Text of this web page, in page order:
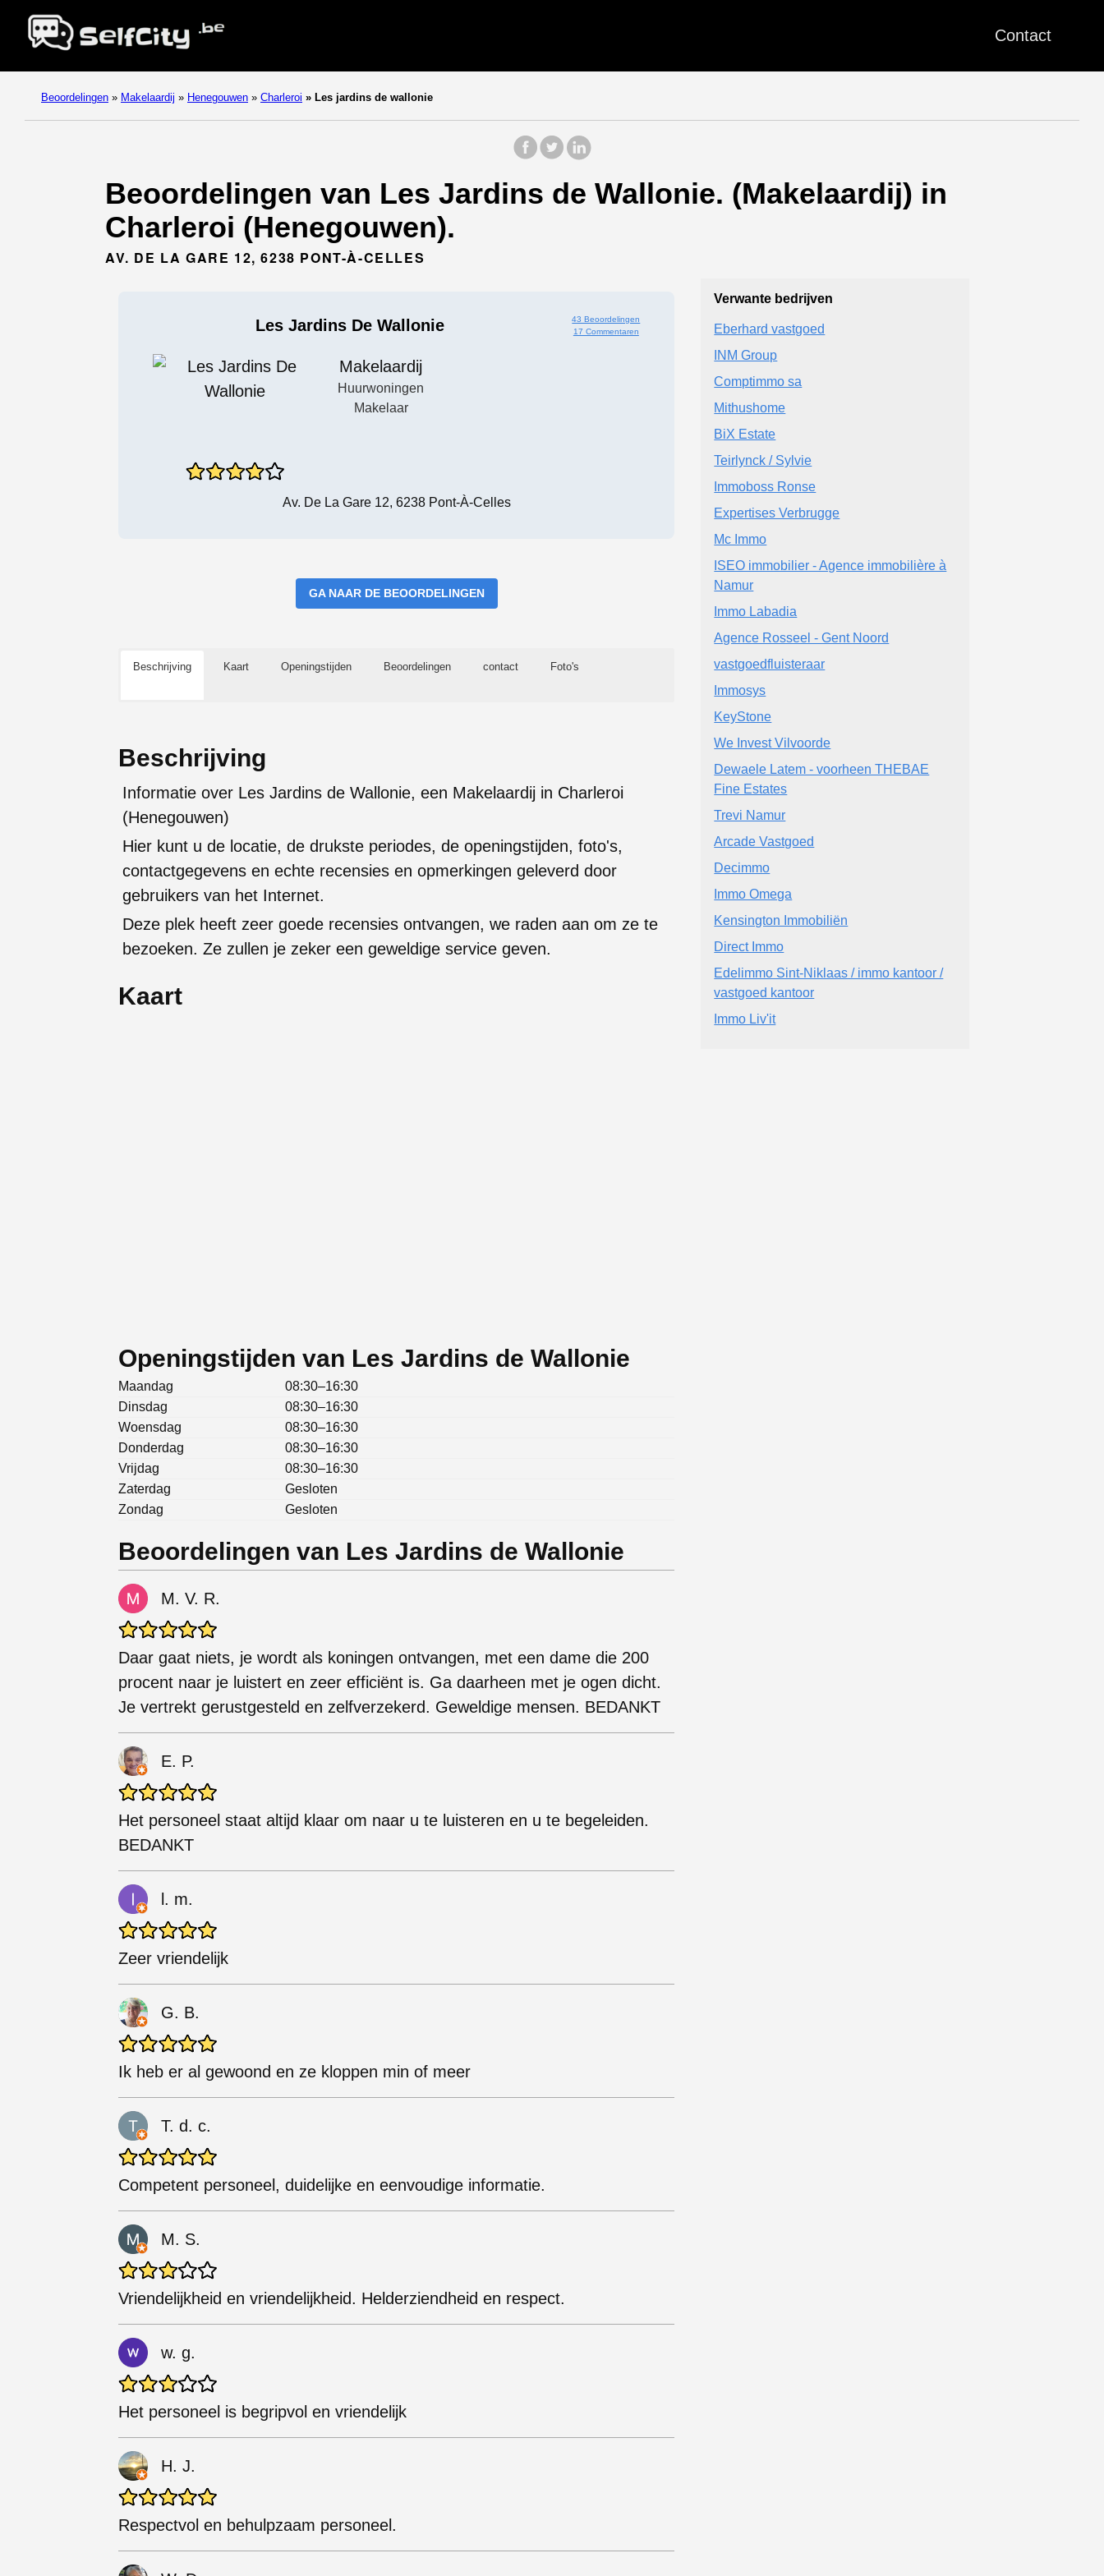
Contact
Beoordelingen » Makelaardij » Henegouwen » Charleroi » Les jardins de wallonie
Beoordelingen van Les Jardins de Wallonie. (Makelaardij) in
Charleroi (Henegouwen).
AV. DE LA GARE 12, 6238 PONT-À-CELLES
Les Jardins De Wallonie
43 Beoordelingen
17 Commentaren
Makelaardij
Huurwoningen
Makelaar
Av. De La Gare 12, 6238 Pont-À-Celles
GA NAAR DE BEOORDELINGEN
Beschrijving Kaart Openingstijden Beoordelingen contact Foto's
Beschrijving
Informatie over Les Jardins de Wallonie, een Makelaardij in Charleroi
(Henegouwen)
Hier kunt u de locatie, de drukste periodes, de openingstijden, foto's,
contactgegevens en echte recensies en opmerkingen geleverd door
gebruikers van het Internet.
Deze plek heeft zeer goede recensies ontvangen, we raden aan om ze te
bezoeken. Ze zullen je zeker een geweldige service geven.
Kaart
Openingstijden van Les Jardins de Wallonie
Maandag
08:30–16:30
Dinsdag
08:30–16:30
Woensdag
08:30–16:30
Donderdag
08:30–16:30
Vrijdag
08:30–16:30
Zaterdag
Gesloten
Zondag
Gesloten
Beoordelingen van Les Jardins de Wallonie
M. V. R.
Daar gaat niets, je wordt als koningen ontvangen, met een dame die 200
procent naar je luistert en zeer efficiënt is. Ga daarheen met je ogen dicht.
Je vertrekt gerustgesteld en zelfverzekerd. Geweldige mensen. BEDANKT
E. P.
Het personeel staat altijd klaar om naar u te luisteren en u te begeleiden.
BEDANKT
l. m.
Zeer vriendelijk
G. B.
Ik heb er al gewoond en ze kloppen min of meer
T. d. c.
Competent personeel, duidelijke en eenvoudige informatie.
M. S.
Vriendelijkheid en vriendelijkheid. Helderziendheid en respect.
w. g.
Het personeel is begripvol en vriendelijk
H. J.
Respectvol en behulpzaam personeel.
Verwante bedrijven
Eberhard vastgoed
INM Group
Comptimmo sa
Mithushome
BiX Estate
Teirlynck / Sylvie
Immoboss Ronse
Expertises Verbrugge
Mc Immo
ISEO immobilier - Agence immobilière à
Namur
Immo Labadia
Agence Rosseel - Gent Noord
vastgoedfluisteraar
Immosys
KeyStone
We Invest Vilvoorde
Dewaele Latem - voorheen THEBAE
Fine Estates
Trevi Namur
Arcade Vastgoed
Decimmo
Immo Omega
Kensington Immobiliën
Direct Immo
Edelimmo Sint-Niklaas / immo kantoor /
vastgoed kantoor
Immo Liv'it